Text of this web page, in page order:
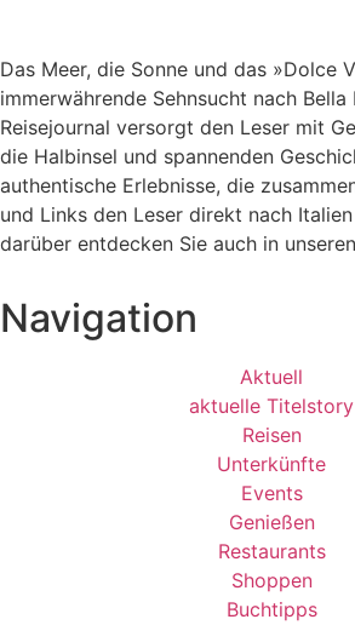
Das Meer, die Sonne und das »Dolce
immerwährende Sehnsucht nach Bella
Reisejournal versorgt den Leser mit
die Halbinsel und spannenden
authentische Erlebnisse, die
und Links den Leser direkt nach
darüber entdecken Sie auch in
Navigation
Aktuell
aktuelle Titelstory
Reisen
Unterkünfte
Events
Genießen
Restaurants
Shoppen
Buchtipps